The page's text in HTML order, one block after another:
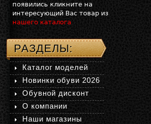
появились кликните на
интересующий Вас товар из
нашего каталога
РАЗДЕЛЫ:
Каталог моделей
Новинки обуви 2026
Обувной дисконт
О компании
Наши магазины